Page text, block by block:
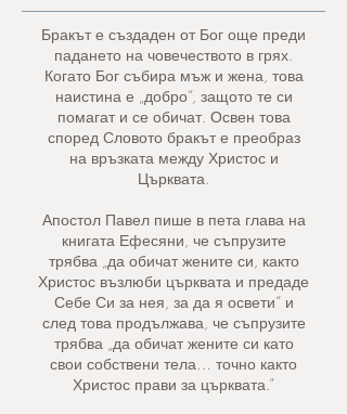
Бракът е създаден от Бог още преди
падането на човечеството в грях.
Когато Бог събира мъж и жена, това
наистина е „добро“, защото те си
помагат и се обичат. Освен това
според Словото бракът е преобраз
на връзката между Христос и
Църквата.
Апостол Павел пише в пета глава на
книгата Ефесяни, че съпрузите
трябва „да обичат жените си, както
Христос възлюби църквата и предаде
Себе Си за нея, за да я освети“ и
след това продължава, че съпрузите
трябва „да обичат жените си като
свои собствени тела… точно както
Христос прави за църквата.”